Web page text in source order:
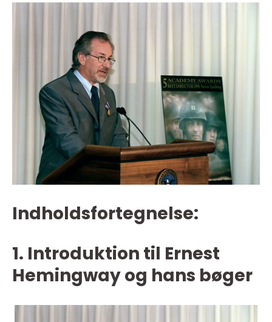
Indholdsfortegnelse:
1. Introduktion til Ernest
Hemingway og hans bøger